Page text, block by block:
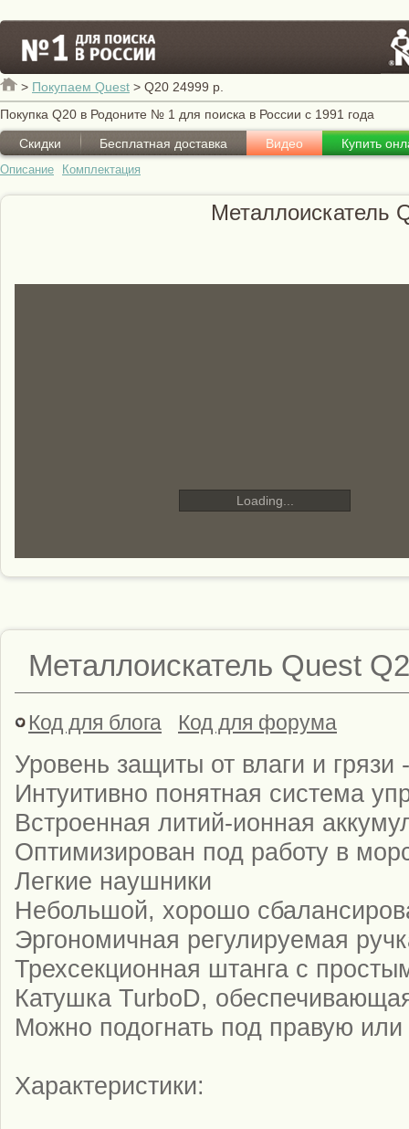
> Покупаем Quest > Q20 24999 р.
Покупка Q20 в Родоните № 1 для поиска в России с 1991 года
Скидки
Бесплатная доставка Видео Купить
Описание Комплектация
Металлоискатель
Loading...
Металлоискатель Quest
Код для блога Код для форума
Уровень защиты от влаги и грязи
Интуитивно понятная система
Встроенная литий-ионная
Оптимизирован под работу в
Легкие наушники
Небольшой, хорошо
Эргономичная регулируемая
Трехсекционная штанга с
Катушка TurboD,
Можно подогнать под правую
Характеристики: